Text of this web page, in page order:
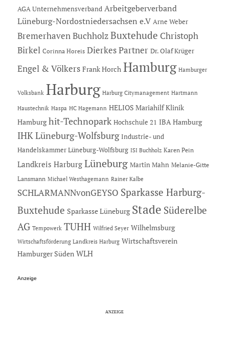
AGA Unternehmensverband Arbeitgeberverband
Lüneburg-Nordostniedersachsen e.V Arne Weber
Bremerhaven Buchholz Buxtehude Christoph
Birkel Corinna Horeis Dierkes Partner Dr. Olaf Krüger
Engel & Völkers Frank Horch Hamburg Hamburger
Volksbank Harburg Harburg Citymanagement Hartmann
Haustechnik Haspa HC Hagemann HELIOS Mariahilf Klinik
Hamburg hit-Technopark Hochschule 21 IBA Hamburg
IHK Lüneburg-Wolfsburg Industrie- und
Handelskammer Lüneburg-Wolfsburg ISI Buchholz Karen Pein
Landkreis Harburg Lüneburg Martin Mahn Melanie-Gitte
Lansmann Michael Westhagemann Rainer Kalbe
SCHLARMANNvonGEYSO Sparkasse Harburg-
Buxtehude Sparkasse Lüneburg Stade Süderelbe
AG Tempowerk TUHH Wilfried Seyer Wilhelmsburg
Wirtschaftsförderung Landkreis Harburg Wirtschaftsverein
Hamburger Süden WLH
Anzeige